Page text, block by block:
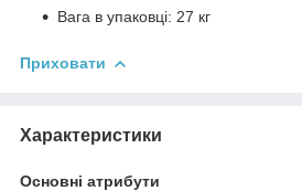
Вага в упаковці: 27 кг
Приховати
Характеристики
Основні атрибути